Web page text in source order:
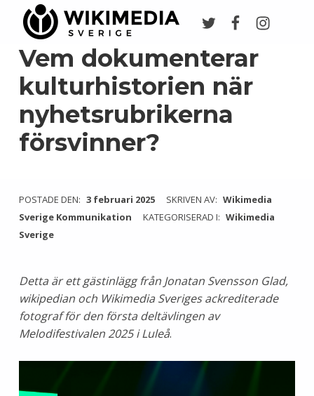
Vem dokumenterar
kulturhistorien när
nyhetsrubrikerna
försvinner?
POSTADE DEN: 3 februari 2025 SKRIVEN AV: Wikimedia
Sverige Kommunikation
KATEGORISERAD I: Wikimedia
Sverige
Detta är ett gästinlägg från Jonatan Svensson Glad,
wikipedian och Wikimedia Sveriges ackrediterade
fotograf för den första deltävlingen av
Melodifestivalen 2025 i Luleå.